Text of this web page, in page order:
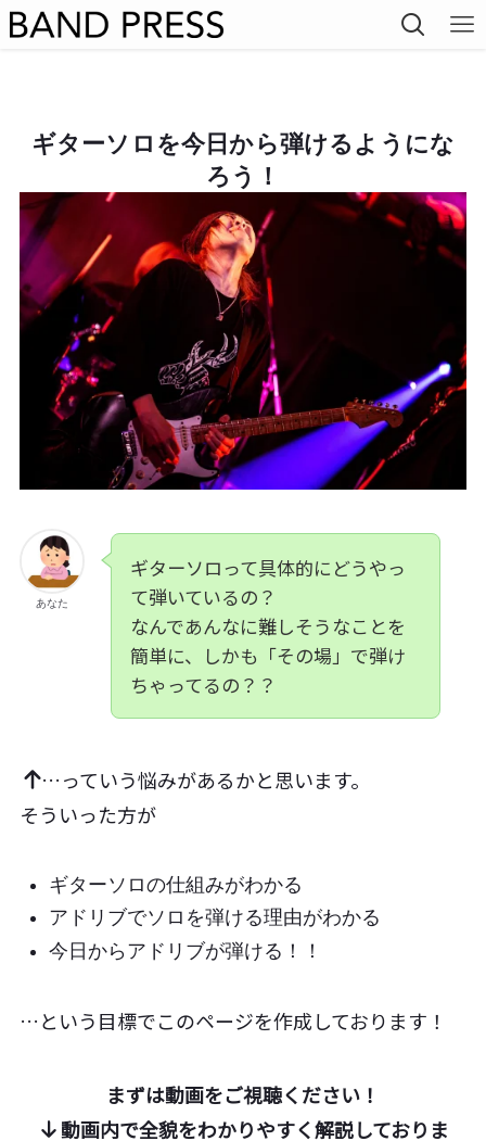
ギターソロを今日から弾けるようにな
ろう！
あなた
ギターソロって具体的にどうやっ
て弾いているの？
なんであんなに難しそうなことを
簡単に、しかも「その場」で弾け
ちゃってるの？？
…っていう悩みがあるかと思います。
そういった方が
ギターソロの仕組みがわかる
アドリブでソロを弾ける理由がわかる
今日からアドリブが弾ける！！
…という目標でこのページを作成しております！
まずは動画をご視聴ください！
動画内で全貌をわかりやすく解説しておりま